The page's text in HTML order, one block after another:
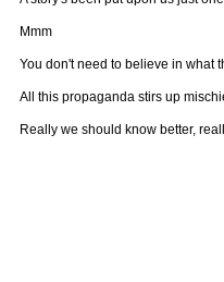
Mmm
You don't need to believe in what
All this propaganda stirs up
Really we should know better,